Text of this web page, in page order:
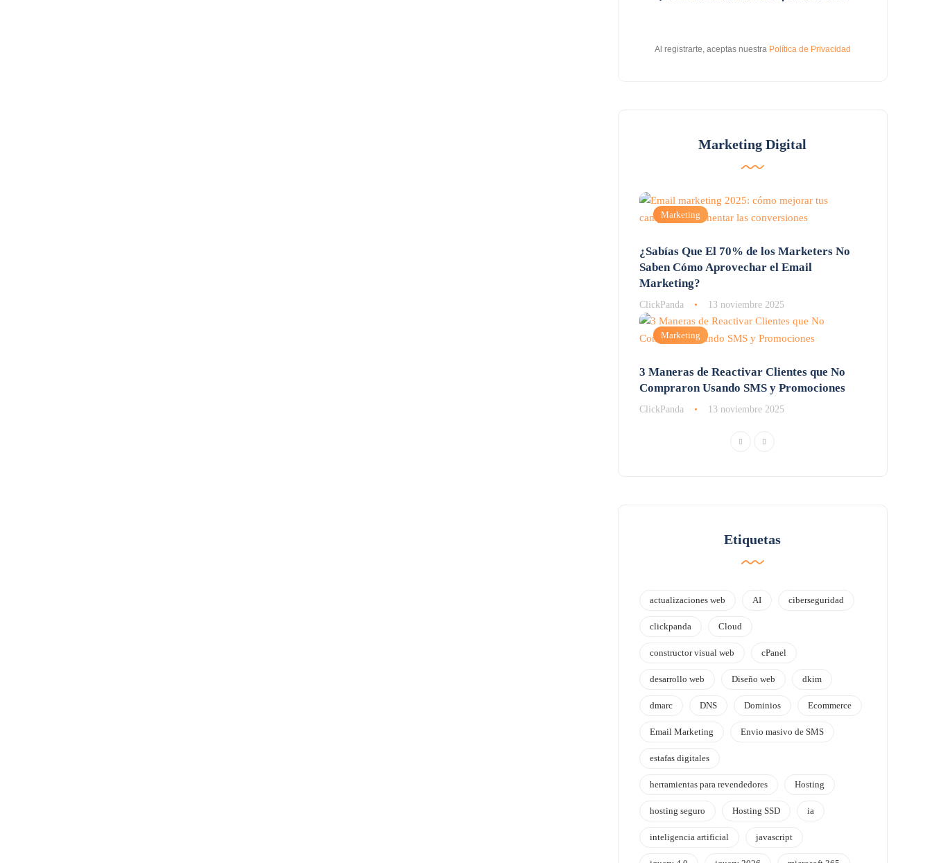
Al registrarte, aceptas nuestra Política de Privacidad
Marketing Digital
Marketing
¿Sabías Que El 70% de los Marketers No
Saben Cómo Aprovechar el Email
Marketing?
ClickPanda 13 noviembre 2025
Marketing
3 Maneras de Reactivar Clientes que No
Compraron Usando SMS y Promociones
ClickPanda 13 noviembre 2025
Etiquetas
actualizaciones web AI ciberseguridad
clickpanda Cloud
constructor visual web cPanel
desarrollo web Diseño web dkim
dmarc DNS Dominios Ecommerce
Email Marketing Envio masivo de SMS
estafas digitales
herramientas para revendedores Hosting
hosting seguro Hosting SSD ia
inteligencia artificial javascript